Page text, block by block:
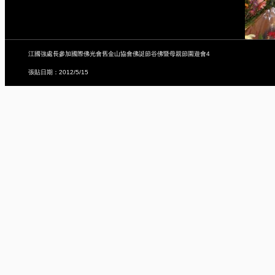
江國強處長參加國際佛光會舊金山協會佛誔節谷佛暨母親節園遊會4
張貼日期：2012/5/15